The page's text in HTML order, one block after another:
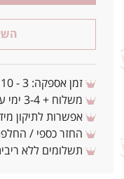
זמן אספקה: 3 - 10 ימי עסקים מאישור העסקה
משלוח + 3-4 ימי עסקים(צריכים לפני ? צרו איתנו קשר)
אפשרות לתיקון
החזר כספי / החלפת
תשלומים ללא